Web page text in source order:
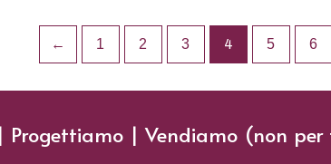
← 1 2 3 4 5 6
Progettiamo | Vendiamo (non per